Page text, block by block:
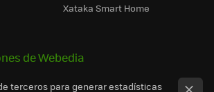
Xataka Smart Home
de Webedia
terceros para generar estadísticas